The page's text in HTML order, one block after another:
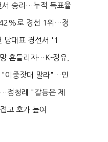
서 승리…누적 득표율
로 경선 1위…정
당대표 경선서 '1
흔들리자…K-정유,
"이중잣대 말라"…민
...
정청래 "갈등은 제
고 호가 높여